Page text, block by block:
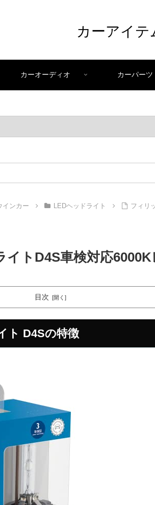
カーアイテ
カーオーディオ カーパーツ
インカー LEDヘッドライト フィリ
トD4S車検対応
目次
ト D4Sの特徴